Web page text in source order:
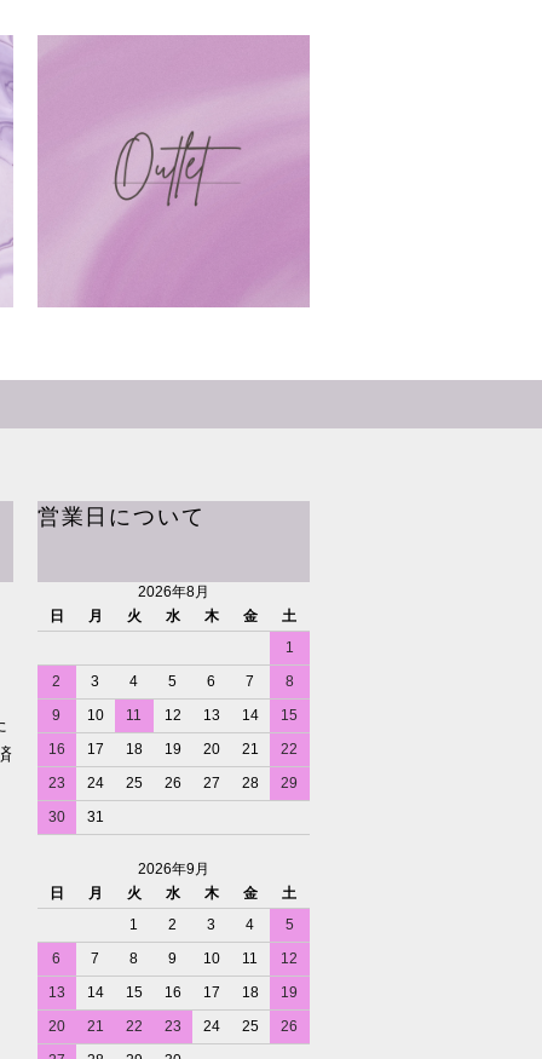
営業日について
2026年8月
日
月 火 水 木 金
土
1
2
3 4 5 6 7
8
9
10 11 12 13 14
15
16
17 18 19 20 21
22
23
24 25 26 27 28
29
30
31
2026年9月
日
月 火 水 木 金
土
1
2 3 4
5
6
7 8 9 10 11
12
13
14 15 16 17 18
19
20
21 22 23 24 25
26